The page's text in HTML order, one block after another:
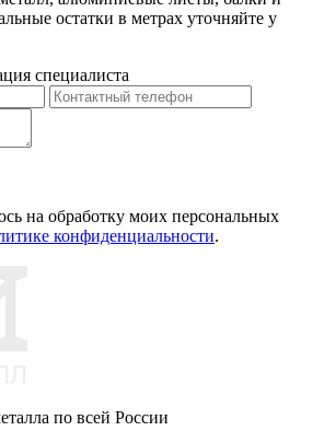
остатки в метрах уточняйте у
специалиста
на обработку моих персональных
конфиденциальности.
по всей России